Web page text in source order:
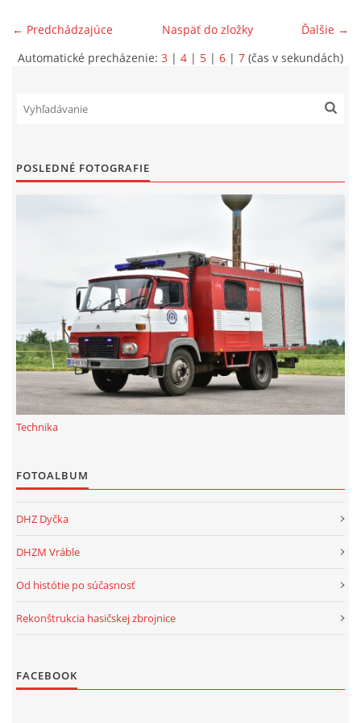
SPONZORI
© 2026 eStránky.sk| Aktualizované 22. 7. 2026|Hore ↑
← Predchádzajúce Ďalšie →
Naspäť do zložky
Automatické precházenie: 3 | 4 | 5 | 6 | 7 (čas v sekundách)
POSLEDNÉ FOTOGRAFIE
Technika
FOTOALBUM
DHZ Dyčka
DHZM Vráble
Od histótie po súčasnosť
Rekonštrukcia hasičskej zbrojnice
FACEBOOK